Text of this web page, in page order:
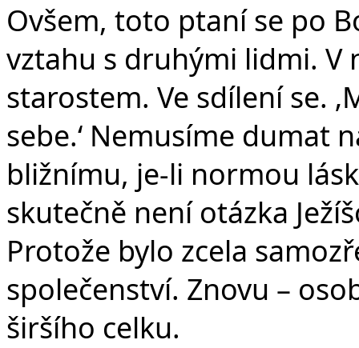
Ovšem, toto ptaní se po
vztahu s druhými lidmi. V
starostem. Ve sdílení se.
sebe.‘ Nemusíme dumat
bližnímu, je-li normou
skutečně není otázka
Protože bylo zcela
společenství. Znovu –
širšího celku.